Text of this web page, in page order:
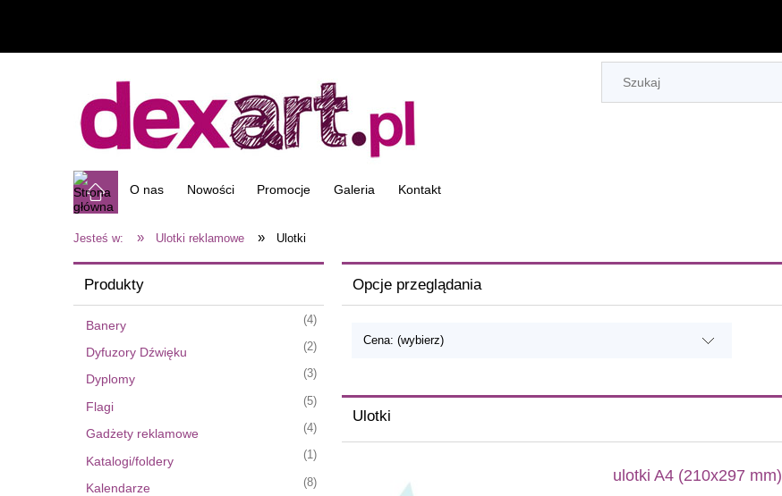
O nas Nowości Promocje Galeria Kontakt
Jesteś w: » Ulotki reklamowe » Ulotki
Produkty
Banery (4)
Dyfuzory Dźwięku (2)
Dyplomy (3)
Flagi (5)
Gadżety reklamowe (4)
Katalogi/foldery (1)
Kalendarze (8)
Opcje przeglądania
Cena: (wybierz)
Ulotki
ulotki A4 (210x297 mm)